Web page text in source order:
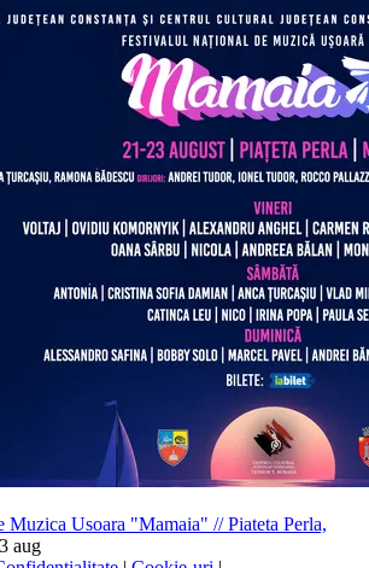
Muzica Usoara "Mamaia" //Piateta Perla,
aug